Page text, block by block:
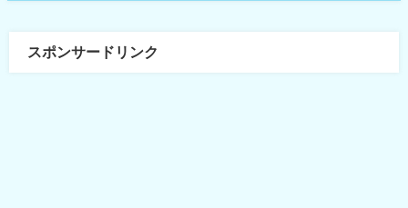
スポンサードリンク